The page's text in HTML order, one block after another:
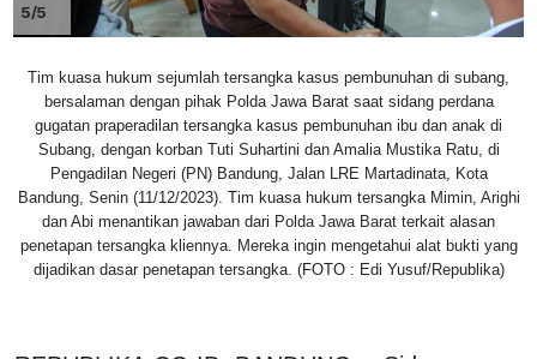
5/5
Tim kuasa hukum sejumlah tersangka kasus pembunuhan di subang,
bersalaman dengan pihak Polda Jawa Barat saat sidang perdana
gugatan praperadilan tersangka kasus pembunuhan ibu dan anak di
Subang, dengan korban Tuti Suhartini dan Amalia Mustika Ratu, di
Pengadilan Negeri (PN) Bandung, Jalan LRE Martadinata, Kota
Bandung, Senin (11/12/2023). Tim kuasa hukum tersangka Mimin, Arighi
dan Abi menantikan jawaban dari Polda Jawa Barat terkait alasan
penetapan tersangka kliennya. Mereka ingin mengetahui alat bukti yang
dijadikan dasar penetapan tersangka. (FOTO : Edi Yusuf/Republika)